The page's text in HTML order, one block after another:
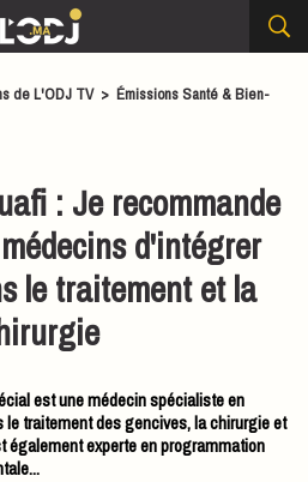
de L'ODJ TV > Émissions Santé & Bien-
: Je recommande
d'intégrer
le traitement et la
est une médecin spécialiste en
traitement des gencives, la chirurgie et
également experte en programmation